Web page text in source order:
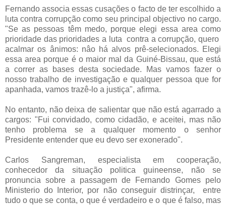
Fernando associa essas cusações o facto de ter escolhido a
luta contra corrupção como seu principal objectivo no cargo.
"Se as pessoas têm medo, porque elegi essa area como
prioridade das prioridades a luta contra a corrupção, quero
acalmar os ânimos: nâo há alvos prê-selecionados. Elegi
essa area porque é o maior mal da Guiné-Bissau, que está
a correr as bases desta sociedade. Mas vamos fazer o
nosso trabalho de investigação e qualquer pessoa que for
apanhada, vamos trazê-lo a justiça", afirma.
No entanto, não deixa de salientar que não está agarrado a
cargos: "Fui convidado, como cidadão, e aceitei, mas não
tenho problema se a qualquer momento o senhor
Presidente entender que eu devo ser exonerado".
Carlos Sangreman, especialista em cooperação,
conhecedor da situação politica guineense, não se
pronuncia sobre a passagem de Fernando Gomes pelo
Ministerio do Interior, por não conseguir distrinçar, entre
tudo o que se conta, o que é verdadeiro e o que é falso, mas